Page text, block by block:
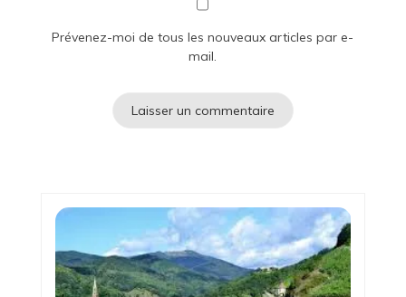
Prévenez-moi de tous les nouveaux articles par e-
mail.